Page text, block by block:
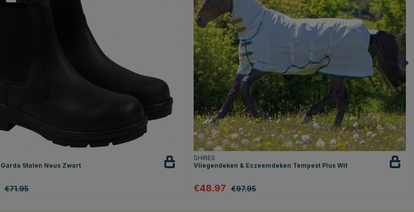
Stalen Neus Zwart
€71.95
SHIRES
Vliegendeken & Eczeemdeken Tempest Plus Wit
€48.97 €97.95